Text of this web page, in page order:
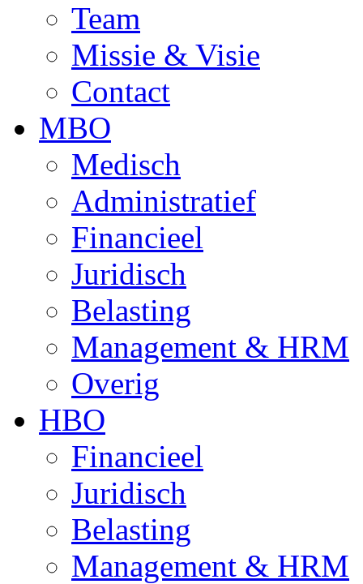
Team
Missie & Visie
Contact
MBO
Medisch
Administratief
Financieel
Juridisch
Belasting
Management & HRM
Overig
HBO
Financieel
Juridisch
Belasting
Management & HRM